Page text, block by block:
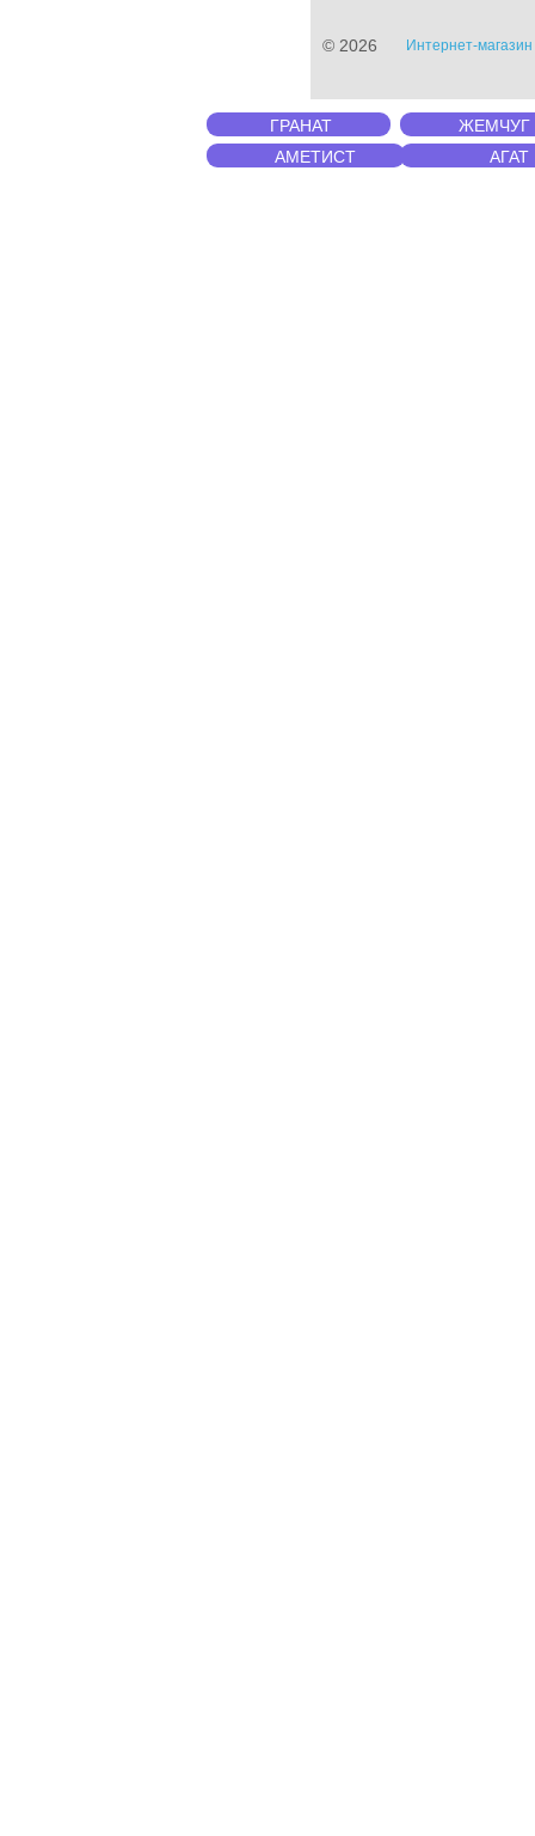
© 2026 Интернет-
ГРАНАТ
ЖЕМЧУГ
АМЕТИСТ
АГАТ